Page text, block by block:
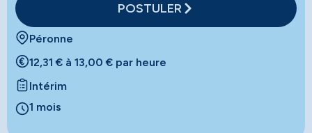
POSTULER
Péronne
12,31 € à 13,00 € par heure
Intérim
1 mois